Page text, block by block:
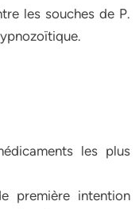
les souches de P.
les plus
première intention